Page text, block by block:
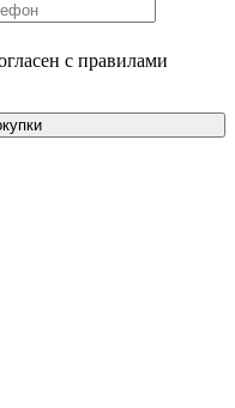
с правилами